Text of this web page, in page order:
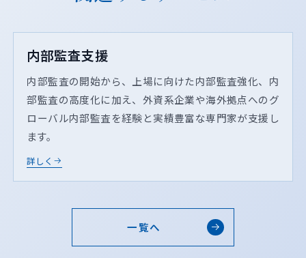
内部監査支援
内部監査の開始から、上場に向けた内部監査強化、内
部監査の高度化に加え、外資系企業や海外拠点へのグ
ローバル内部監査を経験と実績豊富な専門家が支援し
ます。
詳しく
一覧へ